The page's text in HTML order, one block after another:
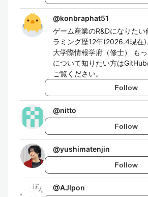
@konbraphat51
ゲーム産業のR&Dになりた
ラミング歴12年(2026.4現在
大学際情報学府（修士） も
について知りたい方は
ご覧ください。
Follow
@nitto
Follow
@yushimatenjin
Follow
@AJIpon